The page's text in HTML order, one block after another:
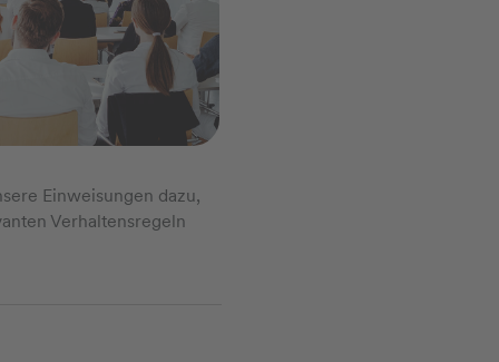
Einweisungen dazu,
Verhaltensregeln